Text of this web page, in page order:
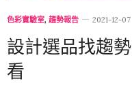
色彩實驗室, 趨勢報告 2021-12-07
設計選品找趨
看